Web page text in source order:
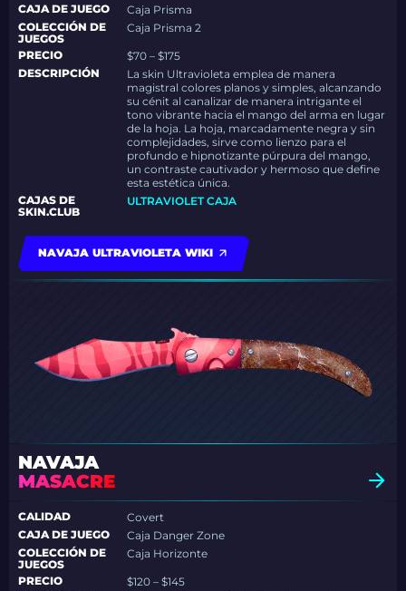
CAJA DE JUEGO
Caja Prisma
COLECCIÓN DE
JUEGOS
Caja Prisma 2
PRECIO
$70 – $175
DESCRIPCIÓN
La skin Ultravioleta emplea de manera
magistral colores planos y simples, alcanzando
su cénit al canalizar de manera intrigante el
tono vibrante hacia el mango del arma en lugar
de la hoja. La hoja, marcadamente negra y sin
complejidades, sirve como lienzo para el
profundo e hipnotizante púrpura del mango,
un contraste cautivador y hermoso que define
esta estética única.
CAJAS DE
SKIN.CLUB
ULTRAVIOLET CAJA
NAVAJA ULTRAVIOLETA WIKI
NAVAJA
MASACRE
CALIDAD
Covert
CAJA DE JUEGO
Caja Danger Zone
COLECCIÓN DE
JUEGOS
Caja Horizonte
PRECIO
$120 – $145